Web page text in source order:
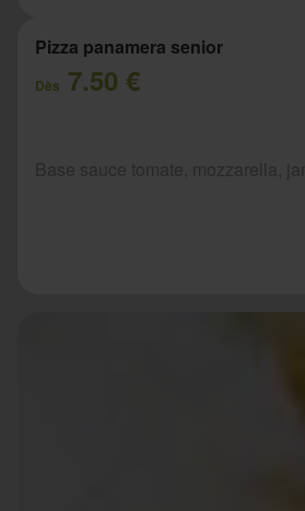
Pizza panamera senior
Dès 7.50 €